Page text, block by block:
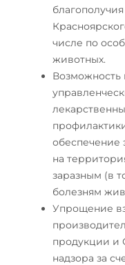
числе по
животных.
Возможность
обеспечение
на
заразным (в
болезням
Упрощение
продукции и
надзора за